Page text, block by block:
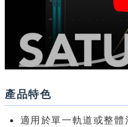
產品特色
適用於單一軌道或整